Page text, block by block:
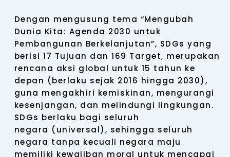
Dengan mengusung tema “Mengubah
Dunia Kita: Agenda 2030 untuk
Pembangunan Berkelanjutan”, SDGs yang
berisi 17 Tujuan dan 169 Target, merupakan
rencana aksi global untuk 15 tahun ke
depan (berlaku sejak 2016 hingga 2030),
guna mengakhiri kemiskinan, mengurangi
kesenjangan, dan melindungi lingkungan.
SDGs berlaku bagi seluruh
negara (universal), sehingga seluruh
negara tanpa kecuali negara maju
memiliki kewajiban moral untuk mencapai